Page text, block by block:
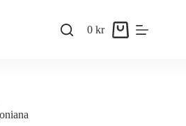
Shopping
0kr